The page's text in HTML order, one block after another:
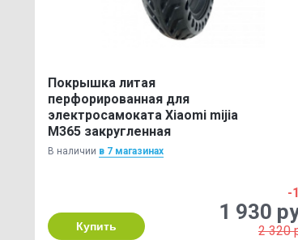
Покрышка литая
перфорированная для
электросамоката Xiaomi mijia
M365 закругленная
В наличии в 7 магазинах
Купить
-
1 930
2 320